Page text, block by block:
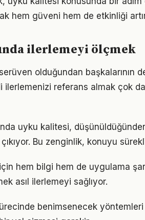
hem güveni hem de etkinliği
ilerlemeyi ölçmek
olduğundan başkalarının
ilerlemenizi referans almak çok
uyku kalitesi,
Bu zenginlik, konuyu
hem bilgi hem de uygulama
asıl ilerlemeyi sağlıyor.
benimsenecek